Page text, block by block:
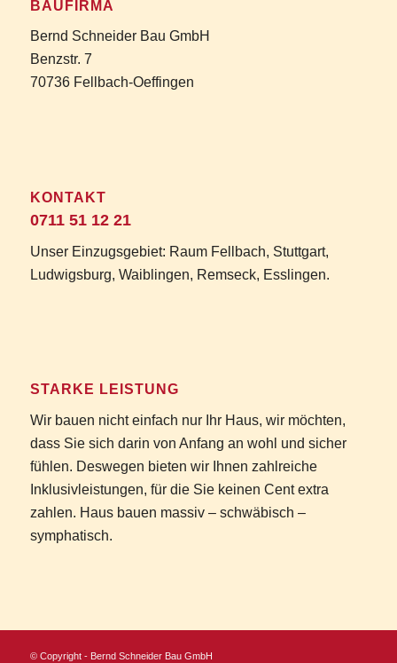
BAUFIRMA
Bernd Schneider Bau GmbH
Benzstr. 7
70736 Fellbach-Oeffingen
KONTAKT
0711 51 12 21
Unser Einzugsgebiet: Raum Fellbach, Stuttgart,
Ludwigsburg, Waiblingen, Remseck, Esslingen.
STARKE LEISTUNG
Wir bauen nicht einfach nur Ihr Haus, wir möchten,
dass Sie sich darin von Anfang an wohl und sicher
fühlen. Deswegen bieten wir Ihnen zahlreiche
Inklusivleistungen, für die Sie keinen Cent extra
zahlen. Haus bauen massiv – schwäbisch –
symphatisch.
© Copyright - Bernd Schneider Bau GmbH